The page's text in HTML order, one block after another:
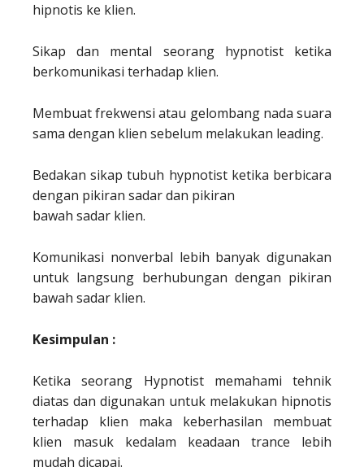
hipnotis ke klien.
Sikap dan mental seorang hypnotist ketika
berkomunikasi terhadap klien.
Membuat frekwensi atau gelombang nada suara
sama dengan klien sebelum melakukan leading.
Bedakan sikap tubuh hypnotist ketika berbicara
dengan pikiran sadar dan pikiran
bawah sadar klien.
Komunikasi nonverbal lebih banyak digunakan
untuk langsung berhubungan dengan pikiran
bawah sadar klien.
Kesimpulan :
Ketika seorang Hypnotist memahami tehnik
diatas dan digunakan untuk melakukan hipnotis
terhadap klien maka keberhasilan membuat
klien masuk kedalam keadaan trance lebih
mudah dicapai.